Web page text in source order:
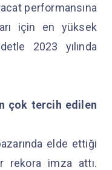
performansına
için en yüksek
2023 yılında
çok tercih edilen
elde ettiği
rekora imza attı.